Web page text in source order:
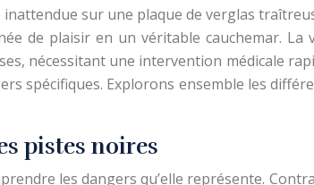
sur une plaque de verglas
de plaisir en un véritable cauchemar.
nécessitant une intervention médicale
spécifiques. Explorons ensemble les
pistes noires
les dangers qu’elle représente.